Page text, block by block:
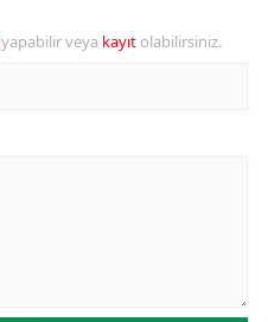
yapabilir veya kayıt olabilirsiniz.